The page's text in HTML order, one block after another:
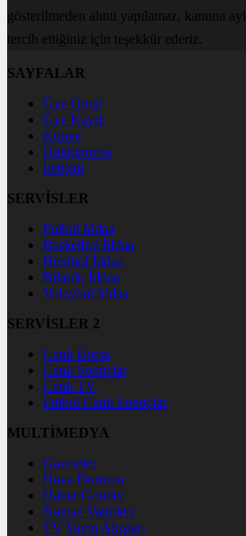
gösterilmeden alıntı yapılamaz, kanuna
tercih ettiğiniz için teşekkür ederiz.
SAYFALAR
Üye Girişi
Üye Kaydı
Künye
Hakkımızda
İletişim
SERVİSLER
Futbol İddaa
Basketbol İddaa
Hentbol İddaa
Bilardo İddaa
Voleybol İddaa
SERVİSLER 2
Canlı Borsa
Canlı Sonuçlar
Canlı TV
Futbol Canlı Sonuçlar
MULTİMEDYA
Gazeteler
Hava Durumu
Haber Gönder
Namaz Vakitleri
TV Yayın Akışları